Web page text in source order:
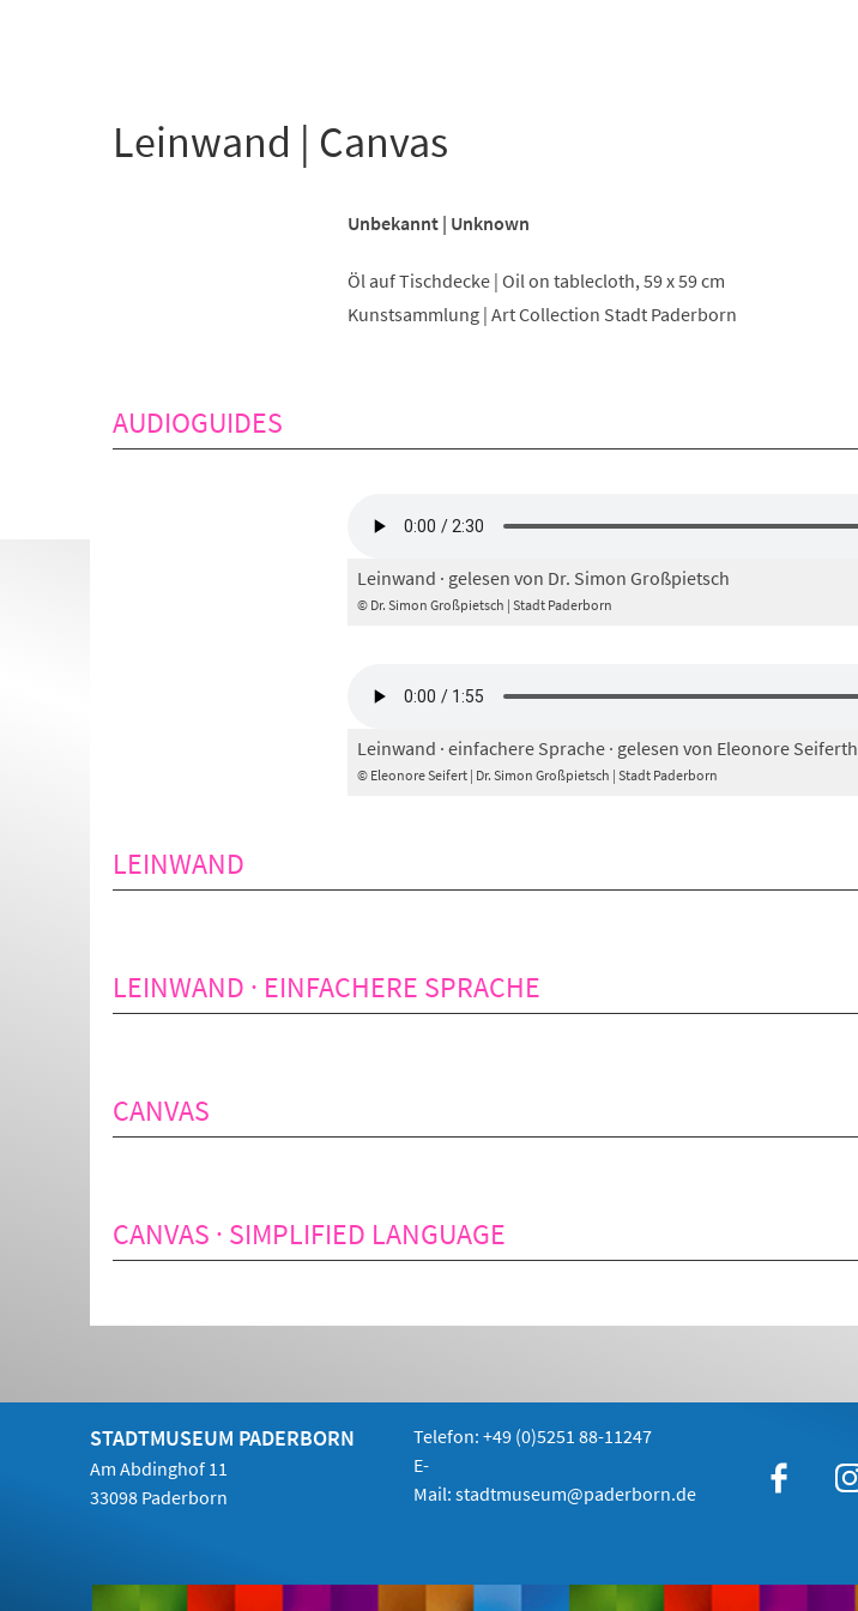
Leinwand | Canvas
Unbekannt | Unknown
Öl auf Tischdecke | Oil on tablecloth, 59 x 59 cm
Kunstsammlung | Art Collection Stadt Paderborn
AUDIOGUIDES
© Dr. Simon Großpietsch | Stadt Paderborn
Leinwand · gelesen von Dr. Simon Großpietsch
© Eleonore Seifert | Dr. Simon Großpietsch | Stadt Paderborn
Leinwand · einfachere Sprache · gelesen von Eleonore Seiferth
LEINWAND
LEINWAND · EINFACHERE SPRACHE
CANVAS
CANVAS · SIMPLIFIED LANGUAGE
STADTMUSEUM PADERBORN
Am Abdinghof 11
33098 Paderborn
Telefon:+49 (0)5251 88-11247
E-
Mail:stadtmuseum@paderborn.de